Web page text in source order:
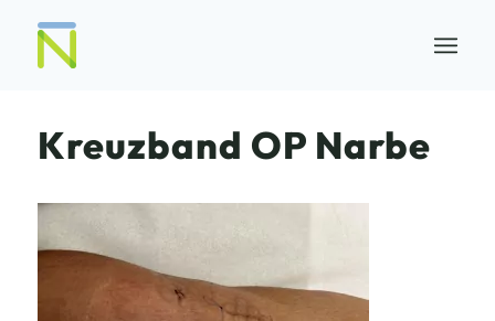
Kreuzband OP Narbe